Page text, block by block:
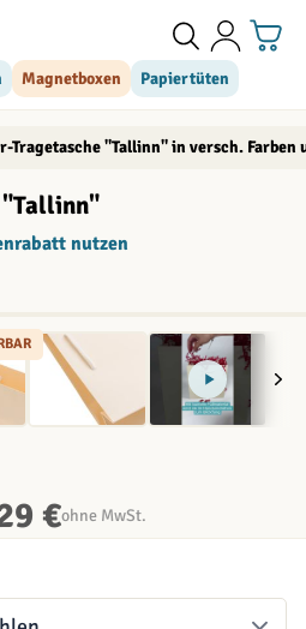
Magnetboxen Papiertüten
Tragetasche "Tallinn" in versch.
"Tallinn"
nutzen
€ohne MwSt.